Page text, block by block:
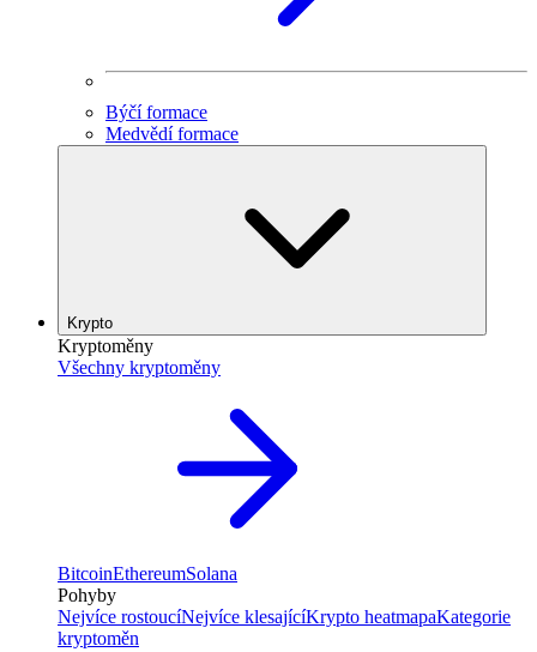
Býčí formace
Medvědí formace
Krypto
Kryptoměny
Všechny kryptoměny
BitcoinEthereumSolana
Pohyby
Nejvíce rostoucíNejvíce klesajícíKrypto heatmapaKategorie
kryptoměn